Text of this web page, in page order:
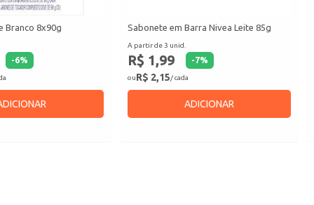
Branco 8x90g
-6%
Sabonete em Barra Nivea Leite 85g
A partir de 3 unid.
R$ 1,99 -7%
ouR$ 2,15/ cada
ADICIONAR